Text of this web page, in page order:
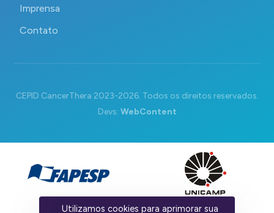
Imprensa
Contato
CEPID CancerThera 2023-2026. Todos os direitos reservados.
Devs: WebContent
Utilizamos cookies para aprimorar sua